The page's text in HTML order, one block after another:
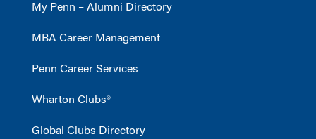
My Penn – Alumni Directory
MBA Career Management
Penn Career Services
Wharton Clubs®
Global Clubs Directory